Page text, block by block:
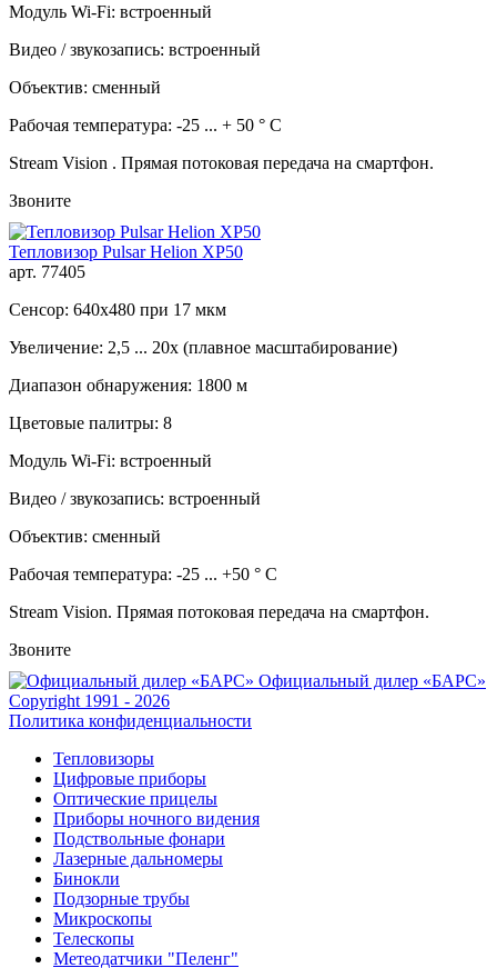
Модуль Wi-Fi: встроенный
Видео / звукозапись: встроенный
Объектив: сменный
Рабочая температура: -25 ... + 50 ° C
Stream Vision . Прямая потоковая передача на смартфон.
Звоните
Тепловизор Pulsar Helion XP50
арт. 77405
Сенсор: 640x480 при 17 мкм
Увеличение: 2,5 ... 20x (плавное масштабирование)
Диапазон обнаружения: 1800 м
Цветовые палитры: 8
Модуль Wi-Fi: встроенный
Видео / звукозапись: встроенный
Объектив: сменный
Рабочая температура: -25 ... +50 ° C
Stream Vision. Прямая потоковая передача на смартфон.
Звоните
Официальный дилер «БАРС»
Copyright 1991 - 2026
Политика конфиденциальности
Тепловизоры
Цифровые приборы
Оптические прицелы
Приборы ночного видения
Подствольные фонари
Лазерные дальномеры
Бинокли
Подзорные трубы
Микроскопы
Телескопы
Метеодатчики "Пеленг"